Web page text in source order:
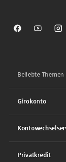
Sparkasse auf
Beliebte Themen
Girokonto
Privatkredit